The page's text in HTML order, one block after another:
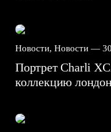
Новости, Новости —
Портрет Charli
коллекцию